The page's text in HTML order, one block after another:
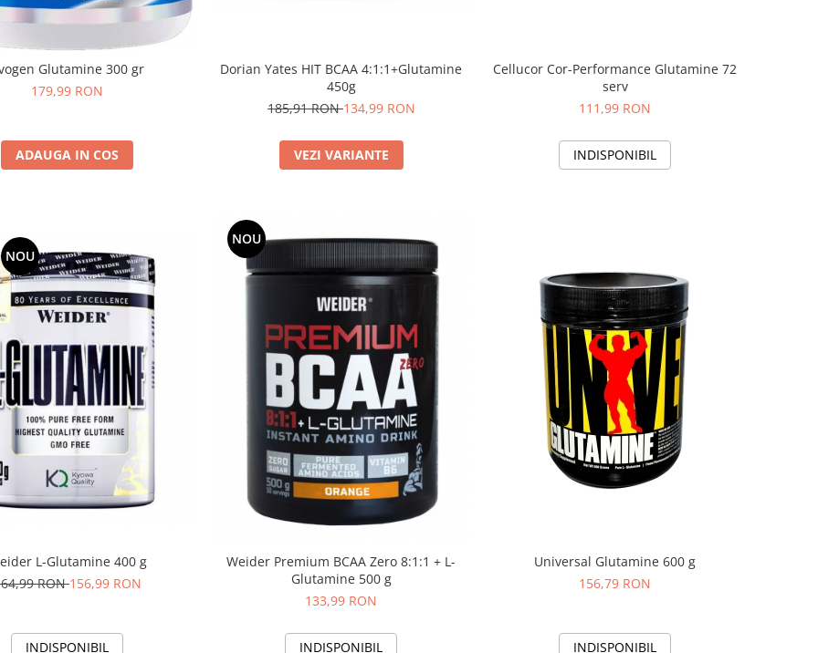
Glutamine 300 gr
179,99 RON
ADAUGA IN COS
Dorian Yates HIT BCAA 4:1:1+Glutamine
450g
185,91 RON134,99 RON
VEZI VARIANTE
Cellucor Cor-Performance Glutamine 72
serv
111,99 RON
INDISPONIBIL
NOU
L-Glutamine 400 g
RON156,99 RON
INDISPONIBIL
NOU
Weider Premium BCAA Zero 8:1:1 + L-
Glutamine 500 g
133,99 RON
INDISPONIBIL
Universal Glutamine 600 g
156,79 RON
INDISPONIBIL